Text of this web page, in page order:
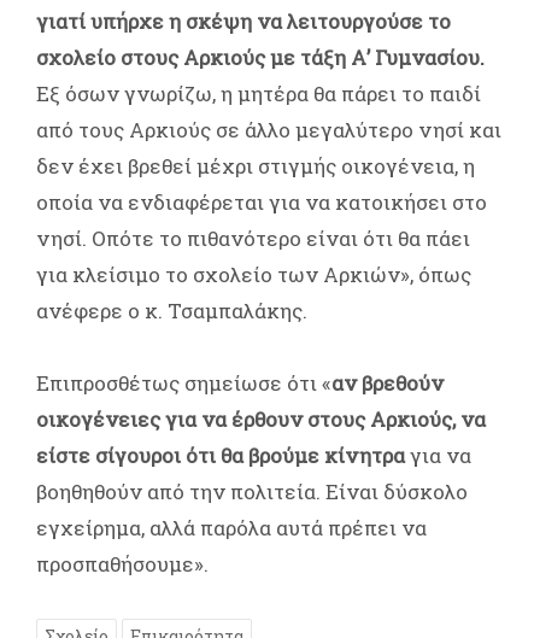
γιατί υπήρχε η σκέψη να λειτουργούσε το
σχολείο στους Αρκιούς με τάξη Α’ Γυμνασίου.
Εξ όσων γνωρίζω, η μητέρα θα πάρει το παιδί
από τους Αρκιούς σε άλλο μεγαλύτερο νησί και
δεν έχει βρεθεί μέχρι στιγμής οικογένεια, η
οποία να ενδιαφέρεται για να κατοικήσει στο
νησί. Οπότε το πιθανότερο είναι ότι θα πάει
για κλείσιμο το σχολείο των Αρκιών», όπως
ανέφερε ο κ. Τσαμπαλάκης.
Επιπροσθέτως σημείωσε ότι «αν βρεθούν
οικογένειες για να έρθουν στους Αρκιούς, να
είστε σίγουροι ότι θα βρούμε κίνητραγια να
βοηθηθούν από την πολιτεία. Είναι δύσκολο
εγχείρημα, αλλά παρόλα αυτά πρέπει να
προσπαθήσουμε».